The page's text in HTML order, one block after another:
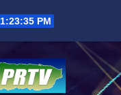
1:23:36 PM